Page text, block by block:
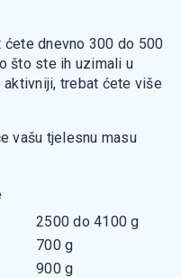
dnevno 300 do 500
što ste ih uzimali u
trebat ćete više
vašu tjelesnu masu
2500 do 4100 g
700 g
900 g